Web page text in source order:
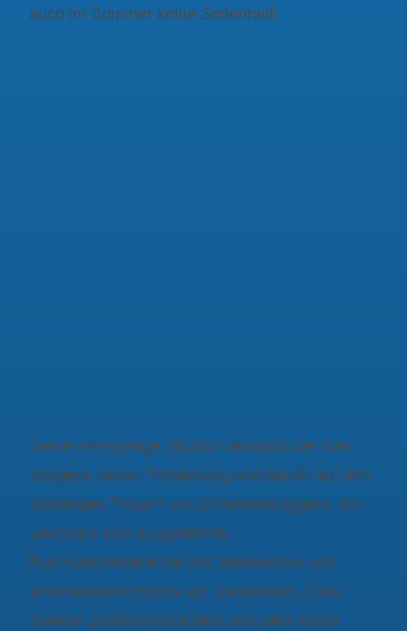
auch im Sommer keine Seltenheit.
Seine einzigartige Struktur verdankt der See
übrigens seiner Entstehung und beruht auf den
damaligen Einsatz von Schwimmbaggern. So
wechseln sich ausgedehnte
Flachwasserbereiche mit Steilwänden und
Unterwassercanyons ab. Sandboden, Kies,
diverse Sedimentschichten und sein klares